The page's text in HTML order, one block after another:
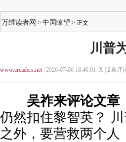
万维读者网 > 中国瞭望 > 正文
川普
www.creaders.net| 2026-07-06 18:40:01 X | 2条评
吴祚来评论文章
仍然扣住黎智英？
之外，要营救两个